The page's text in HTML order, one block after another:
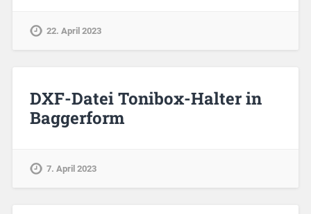
22. April 2023
DXF-Datei Tonibox-Halter in
Baggerform
7. April 2023